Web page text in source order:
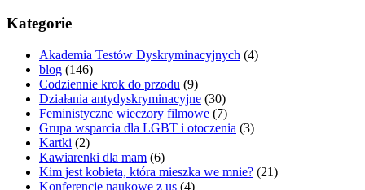
Kategorie
Akademia Testów Dyskryminacyjnych (4)
blog (146)
Codziennie krok do przodu (9)
Działania antydyskryminacyjne (30)
Feministyczne wieczory filmowe (7)
Grupa wsparcia dla LGBT i otoczenia (3)
Kartki (2)
Kawiarenki dla mam (6)
Kim jest kobieta, która mieszka we mnie? (21)
Konferencje naukowe z us (4)